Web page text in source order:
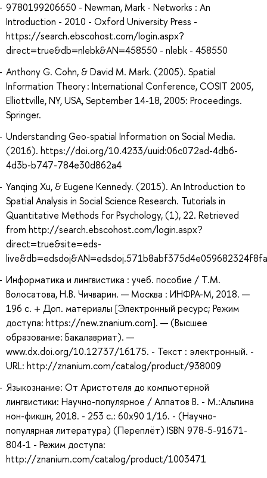
9780199206650 - Newman, Mark - Networks : An
Introduction - 2010 - Oxford University Press -
https://search.ebscohost.com/login.aspx?
direct=true&db=nlebk&AN=458550 - nlebk - 458550
Anthony G. Cohn, & David M. Mark. (2005). Spatial
Information Theory : International Conference, COSIT 2005,
Elliottville, NY, USA, September 14-18, 2005: Proceedings.
Springer.
Understanding Geo-spatial Information on Social Media.
(2016). https://doi.org/10.4233/uuid:06c072ad-4db6-
4d3b-b747-784e30d862a4
Yanqing Xu, & Eugene Kennedy. (2015). An Introduction to
Spatial Analysis in Social Science Research. Tutorials in
Quantitative Methods for Psychology, (1), 22. Retrieved
from http://search.ebscohost.com/login.aspx?
direct=true&site=eds-
Информатика и лингвистика : учеб. пособие / Т.М.
Волосатова, Н.В. Чичварин. — Москва : ИНФРА-М, 2018. —
196 с. + Доп. материалы [Электронный ресурс; Режим
доступа: https://new.znanium.com]. — (Высшее
образование: Бакалавриат). —
www.dx.doi.org/10.12737/16175. - Текст : электронный. -
URL: http://znanium.com/catalog/product/938009
Языкознание: От Аристотеля до компьютерной
лингвистики: Научно-популярное / Алпатов В. - М.:Альпина
нон-фикшн, 2018. - 253 с.: 60x90 1/16. - (Научно-
популярная литература) (Переплёт) ISBN 978-5-91671-
804-1 - Режим доступа:
http://znanium.com/catalog/product/1003471